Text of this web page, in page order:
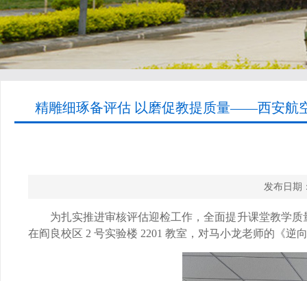
精雕细琢备评估 以磨促教提质量——西安航
发布日
为扎实推进审核评估迎检工作，全面提升课堂教学
在阎良校区 2 号实验楼 2201 教室，对马小龙老师的《